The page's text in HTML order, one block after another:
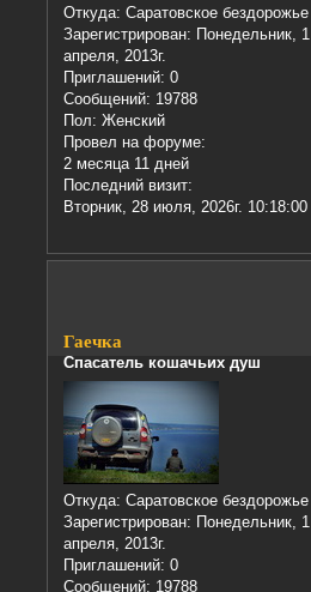
Откуда: Саратовское бездорожье
Зарегистрирован: Понедельник, 1
апреля, 2013г.
Приглашений: 0
Сообщений: 19788
Пол: Женский
Провел на форуме:
2 месяца 11 дней
Последний визит:
Вторник, 28 июля, 2026г. 10:18:00
Гаечка
Спасатель кошачьих душ
Откуда: Саратовское бездорожье
Зарегистрирован: Понедельник, 1
апреля, 2013г.
Приглашений: 0
Сообщений: 19788